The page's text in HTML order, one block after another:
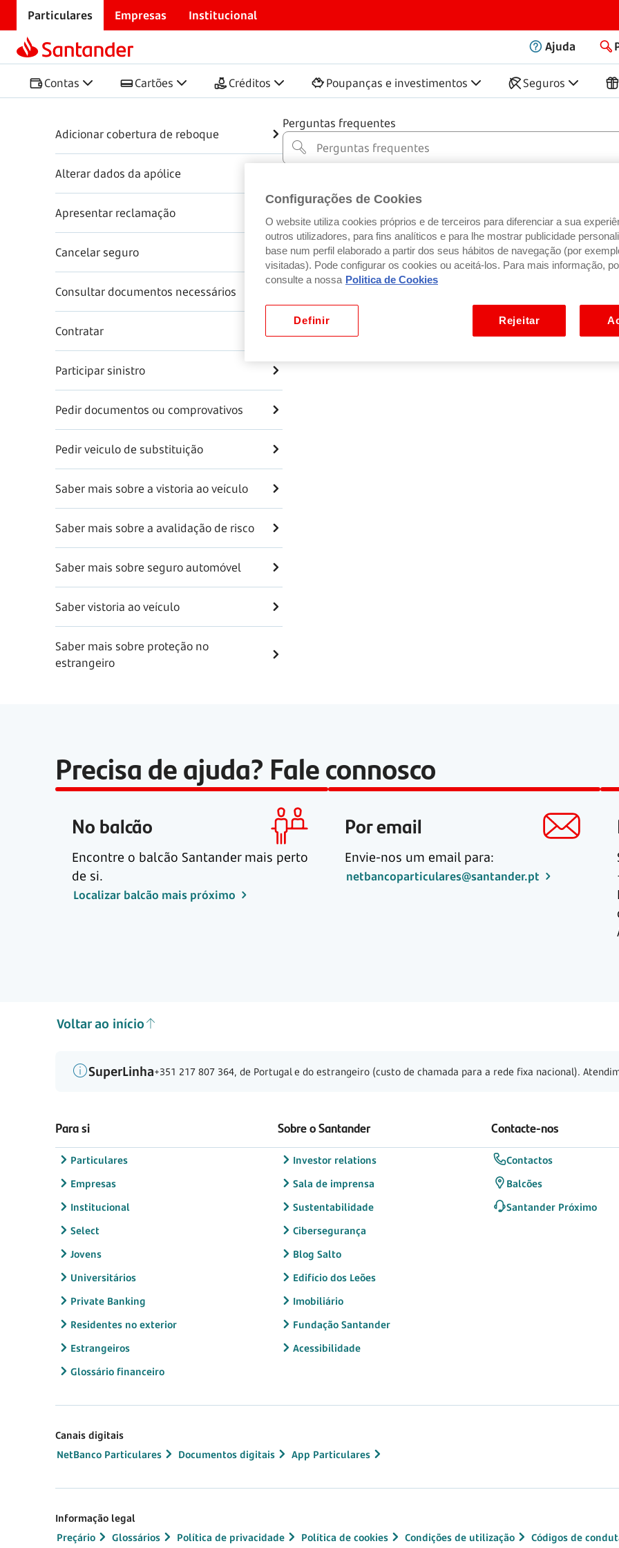
Particulares Empresas Institucional
Ajuda
Contas Cartões Créditos Poupanças e investimentos Seguros
Início Centro de Ajuda Seguros Seguro automóvel
Seguro automóvel
Perguntas frequentes
Adicionar cobertura de reboque
Alterar dados da apólice
Apresentar reclamação
Cancelar seguro
Consultar documentos necessários
Contratar
Participar sinistro
Pedir documentos ou comprovativos
Pedir veiculo de substituição
Saber mais sobre a vistoria ao veículo
Saber mais sobre a avalidação de risco
Saber mais sobre seguro automóvel
Saber vistoria ao veículo
Saber mais sobre proteção no
estrangeiro
Precisa de ajuda? Fale connosco
No balcão
Encontre o balcão Santander mais perto
de si.
Localizar balcão mais próximo
Por email
Envie-nos um email para:
netbancoparticulares@santander.pt
Voltar ao início
SuperLinha+351 217 807 364, de Portugal e do estrangeiro (custo de chamada para a rede fixa nacional).
Para si
Particulares
Empresas
Institucional
Select
Jovens
Universitários
Private Banking
Residentes no exterior
Estrangeiros
Glossário financeiro
Sobre o Santander
Investor relations
Sala de imprensa
Sustentabilidade
Cibersegurança
Blog Salto
Edifício dos Leões
Imobiliário
Fundação Santander
Acessibilidade
Contacte-nos
Contactos
Balcões
Santander Próximo
Canais digitais
NetBanco Particulares
Documentos digitais App Particulares
Informação legal
Preçário
Glossários Política de privacidade Política de cookies Condições de utilização Códigos de
Configurações de Cookies
O website utiliza cookies próprios e de terceiros para diferenciar a sua
outros utilizadores, para fins analíticos e para lhe mostrar publicidade
base num perfil elaborado a partir dos seus hábitos de navegação (por
visitadas). Pode configurar os cookies ou aceitá-los. Para mais informação,
consulte a nossa Politica de Cookies
Definir Rejeitar